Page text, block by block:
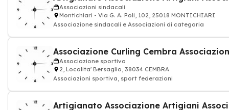
Associazioni sindacali
Montichiari - Via G. A. Poli, 102, 25018 MONTICHIARI
Associazione sindacali e Associazioni di categoria
Associazione sportiva
2, Localita' Bersaglio, 38034 CEMBRA
Associazioni sportiva, sport federazioni